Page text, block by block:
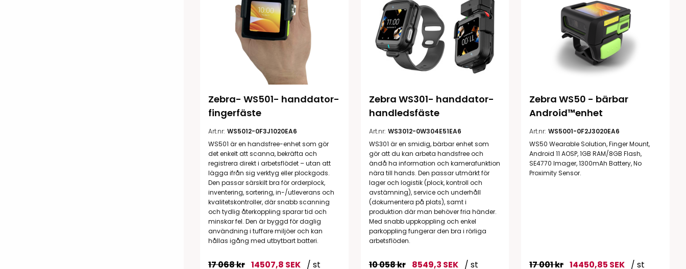
Zebra- WS501- handdator-
fingerfäste
Art.nr: WS5012-0F3J1020EA6
WS501 är en handsfree-enhet som gör
det enkelt att scanna, bekräfta och
registrera direkt i arbetsflödet – utan att
lägga ifrån sig verktyg eller plockgods.
Den passar särskilt bra för orderplock,
inventering, sortering, in-/utleverans och
kvalitetskontroller, där snabb scanning
och tydlig återkoppling sparar tid och
minskar fel. Den är byggd för daglig
användning i tuffare miljöer och kan
hållas igång med utbytbart batteri.
17 068 kr 14507,8 SEK / st
Zebra WS301- handdator-
handledsfäste
Art.nr: WS3012-0W304E51EA6
WS301 är en smidig, bärbar enhet som
gör att du kan arbeta handsfree och
ändå ha information och kamerafunktion
nära till hands. Den passar utmärkt för
lager och logistik (plock, kontroll och
avstämning), service och underhåll
(dokumentera på plats), samt i
produktion där man behöver fria händer.
Med snabb uppkoppling och enkel
parkoppling fungerar den bra i rörliga
arbetsflöden.
10 058 kr 8549,3 SEK / st
Zebra WS50 - bärbar
Android™enhet
Art.nr: WS5001-0F2J3020EA6
WS50 Wearable Solution, Finger Mount,
Android 11 AOSP, 1GB RAM/8GB Flash,
SE4770 Imager, 1300mAh Battery, No
Proximity Sensor.
17 001 kr 14450,85 SEK / st